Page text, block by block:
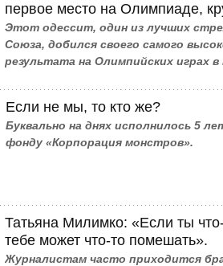
первое место на Олимпиаде,
Этот одессит, один из лучших
Союза, добился своего самого
результата на Олимпийских играх в
Если не мы, то кто же?
Буквально на днях исполнилось 5
фонду «Корпорация монстров».
Татьяна Милимко: «Если ты
тебе может что-то помешать».
Журналистам часто приходится